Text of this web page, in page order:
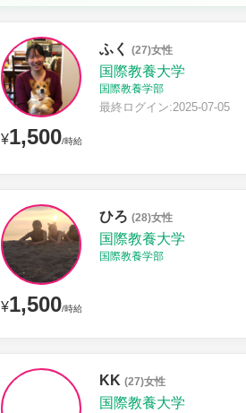
¥1,500/時給
ふく (27)女性
国際教養大学
国際教養学部
最終ログイン:2025-07-05
¥1,500/時給
ひろ (28)女性
国際教養大学
国際教養学部
KK (27)女性
国際教養大学